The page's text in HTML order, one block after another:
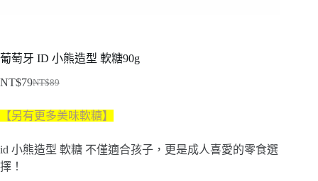
葡萄牙 ID 小熊造型 軟糖90g
NT$89
始
價
格：
NT$79
前
價
格：
【另有更多美味軟糖】
id 小熊造型 軟糖 不僅適合孩子，更是成人喜愛的零食選
擇！